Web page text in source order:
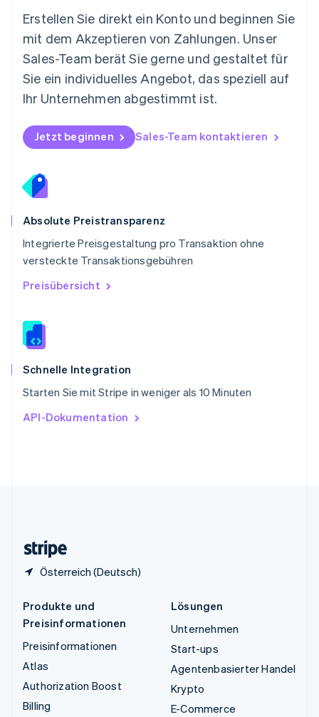
Erstellen Sie direkt ein Konto und beginnen Sie
mit dem Akzeptieren von Zahlungen. Unser
Sales-Team berät Sie gerne und gestaltet für
Sie ein individuelles Angebot, das speziell auf
Ihr Unternehmen abgestimmt ist.
Jetzt beginnen Sales-Team kontaktieren
Absolute Preistransparenz
Integrierte Preisgestaltung pro Transaktion ohne
versteckte Transaktionsgebühren
Preisübersicht
Schnelle Integration
Starten Sie mit Stripe in weniger als 10 Minuten
API-Dokumentation
Österreich (Deutsch)
Österreich
Polen
English
Portugal
Português English
Rumänien
Schweden
Svenska English
Deutsch
Singapur
English
Slowakei
Slowenien
EnglishItaliano
Sonderverwaltungsregion Hongkong,
Spanien
Thailand
ไทยEnglish
English
English
Produkte und
Preisinformationen
Preisinformationen
Atlas
Authorization Boost
Billing
Lösungen
Unternehmen
Start-ups
Agentenbasierter Handel
Krypto
E-Commerce